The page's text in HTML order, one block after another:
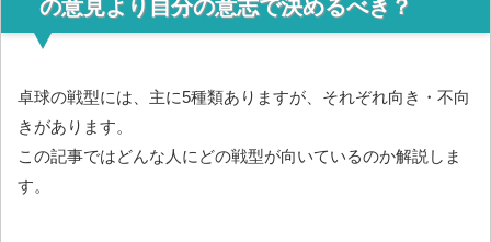
の意見より自分の意志で決めるべき？
卓球の戦型には、主に5種類ありますが、それぞれ向き・不向
きがあります。
この記事ではどんな人にどの戦型が向いているのか解説しま
す。